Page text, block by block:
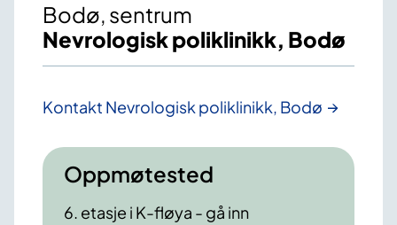
Bodø, sentrum
Nevrologisk poliklinikk, Bodø
Kontakt Nevrologisk poliklinikk, Bodø
Oppmøtested
6. etasje i K-fløya - gå inn